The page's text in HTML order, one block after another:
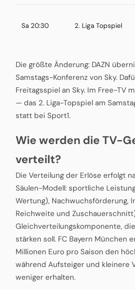
Sa 20:30 2. Liga Topspiel
Die größte Änderung: DAZN
Samstags-Konferenz von Sky.
Freitagsspiel an Sky. Im Free-TV
— das 2. Liga-Topspiel am
statt bei Sport1.
Wie werden die TV-
verteilt?
Die Verteilung der Erlöse erfolgt
Säulen-Modell: sportliche
Wertung), Nachwuchsförderung,
Reichweite und
Gleichverteilungskomponente,
stärken soll. FC Bayern München
Millionen Euro pro Saison den
während Aufsteiger und kleinere
weniger erhalten.